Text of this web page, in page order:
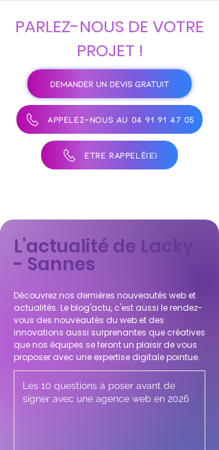
PARLEZ-NOUS DE VOTRE
PROJET !
DEMANDER UN DEVIS GRATUIT
APPELEZ-NOUS AU 04 91 91 47 05
ÊTRE RAPPELÉ(E)
L'actualité de Lacky
- Sannes
Découvrez nos dernières nouveautés web et
actualités. Le blog'actu, c'est aussi le rendez-
vous des nouveautés du web et des
innovations aussi surprenantes que créatives
que nos équipes se feront un plaisir de vous
proposer avec une expertise digitale pointue.
Les 10 questions à poser avant de
signer avec une agence web en 2026